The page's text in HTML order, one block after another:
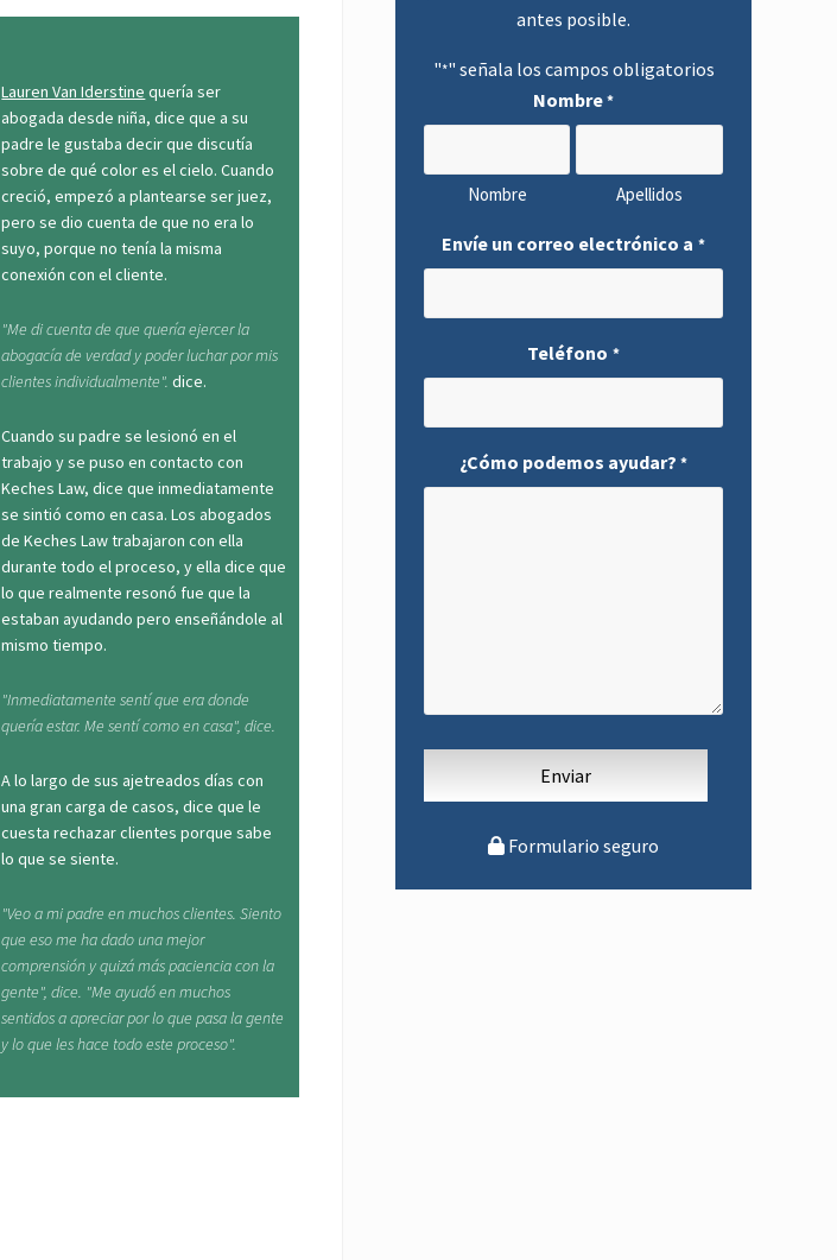
Lauren Van Iderstine quería ser
abogada desde niña, dice que a su
padre le gustaba decir que discutía
sobre de qué color es el cielo. Cuando
creció, empezó a plantearse ser juez,
pero se dio cuenta de que no era lo
suyo, porque no tenía la misma
conexión con el cliente.
"Me di cuenta de que quería ejercer la
abogacía de verdad y poder luchar por mis
clientes individualmente". dice.
Cuando su padre se lesionó en el
trabajo y se puso en contacto con
Keches Law, dice que inmediatamente
se sintió como en casa. Los abogados
de Keches Law trabajaron con ella
durante todo el proceso, y ella dice que
lo que realmente resonó fue que la
estaban ayudando pero enseñándole al
mismo tiempo.
"Inmediatamente sentí que era donde
quería estar. Me sentí como en casa", dice.
A lo largo de sus ajetreados días con
una gran carga de casos, dice que le
cuesta rechazar clientes porque sabe
lo que se siente.
"Veo a mi padre en muchos clientes. Siento
que eso me ha dado una mejor
comprensión y quizá más paciencia con la
gente", dice. "Me ayudó en muchos
sentidos a apreciar por lo que pasa la gente
y lo que les hace todo este proceso".
antes posible.
"*" señala los campos obligatorios
Nombre*
Nombre Apellidos
Envíe un correo electrónico a *
Teléfono *
¿Cómo podemos ayudar? *
Formulario seguro